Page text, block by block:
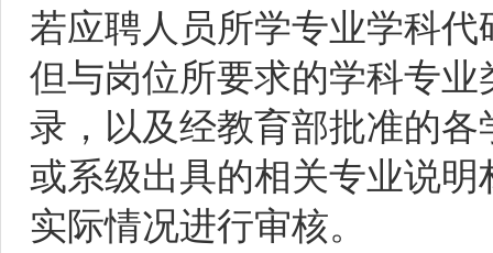
若应聘人员所学专业学科
但与岗位所要求的学科专
录，以及经教育部批准的
或系级出具的相关专业说
实际情况进行审核。